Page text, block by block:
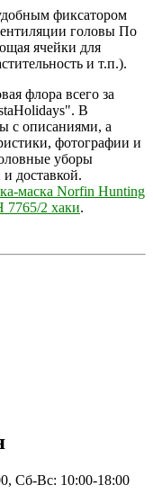
фиксатором
головы По
ячейки для
и т.п.).
флора всего за
В
с описаниями, а
фотографии и
уборы
доставкой.
маска Norfin Hunting
2 хаки.
Сб-Вс: 10:00-18:00